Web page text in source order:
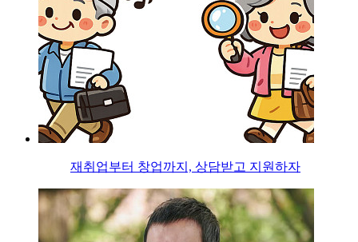
재취업부터 창업까지, 상담받고 지원하자